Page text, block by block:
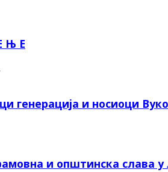
Њ Е
генерација и носиоци
и општинска слава у